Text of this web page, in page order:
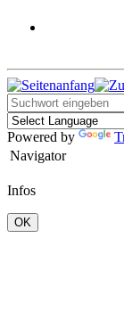
Powered by
Navigator
Infos
OK